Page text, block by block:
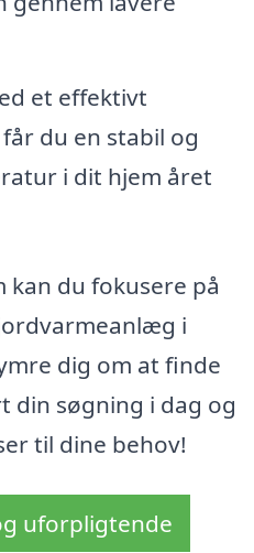
et effektivt
du en stabil og
i dit hjem året
kan du fokusere på
i
dig om at finde
din søgning i dag og
til dine behov!
uforpligtende